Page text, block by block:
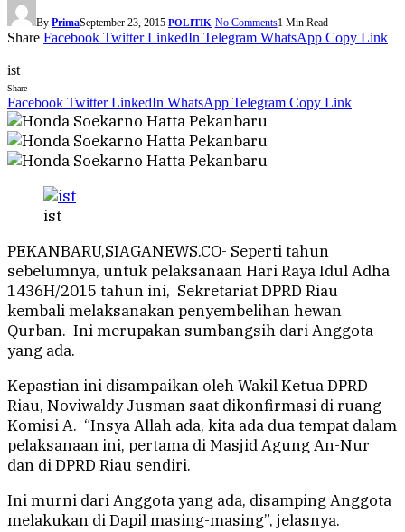
By PrimaSeptember 23, 2015 POLITIK No Comments1 Min Read
Share Facebook Twitter LinkedIn Telegram WhatsApp Copy Link
ist
Share
Facebook Twitter LinkedIn WhatsApp Telegram Copy Link
ist
PEKANBARU,SIAGANEWS.CO- Seperti tahun
sebelumnya, untuk pelaksanaan Hari Raya Idul Adha
1436H/2015 tahun ini, Sekretariat DPRD Riau
kembali melaksanakan penyembelihan hewan
Qurban. Ini merupakan sumbangsih dari Anggota
yang ada.
Kepastian ini disampaikan oleh Wakil Ketua DPRD
Riau, Noviwaldy Jusman saat dikonfirmasi di ruang
Komisi A. “Insya Allah ada, kita ada dua tempat dalam
pelaksanaan ini, pertama di Masjid Agung An-Nur
dan di DPRD Riau sendiri.
Ini murni dari Anggota yang ada, disamping Anggota
melakukan di Dapil masing-masing”, jelasnya.